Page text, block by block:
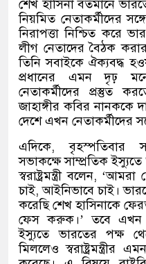
শেখ হাসিনা বর্তমানে
নিয়মিত নেতাকর্মীদের
নিরাপত্তা নিশ্চিত করে
লীগ নেতাদের বৈঠক
তিনি সবাইকে ঐক্যবদ্ধ
প্রধানের এমন দৃঢ়
নেতাকর্মীদের প্রস্তুত
জাহাঙ্গীর কবির নানককে
দেশে এখন নেতাকর্মীদের
এদিকে,বৃহস্পতিবার
সভাকক্ষে সাম্প্রতিক
স্বরাষ্ট্রমন্ত্রী বলেন, ‘আমরা
চাই,আইনিভাবে চাই।
করেছি শেখ হাসিনাকে
ফেস করুক।’তবে এখন
ইস‍্যুতে ভারতের পক্ষ
মিললেও স্বরাষ্ট্রমন্ত্রীর